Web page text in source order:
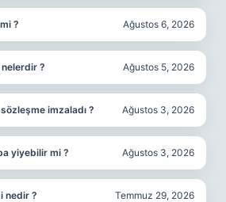
? Ağustos 6, 2026
? Ağustos 5, 2026
imzaladı ? Ağustos 3, 2026
yiyebilir mi ? Ağustos 3, 2026
nedir ? Temmuz 29, 2026